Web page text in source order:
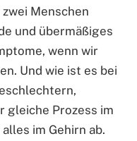
Menschen
und übermäßiges
wenn wir
Und wie ist es bei
gleiche Prozess im
im Gehirn ab.